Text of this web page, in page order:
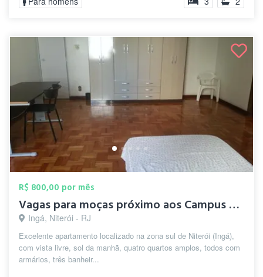
R$ 800,00 por mês
Vagas para moças próximo aos Campus UFF
Ingá, Niterói - RJ
Excelente apartamento localizado na zona sul de Niterói (Ingá),
com vista livre, sol da manhã, quatro quartos amplos, todos com
armários, três banheir...